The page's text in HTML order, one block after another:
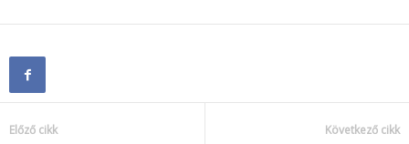
Előző cikk Következő cikk